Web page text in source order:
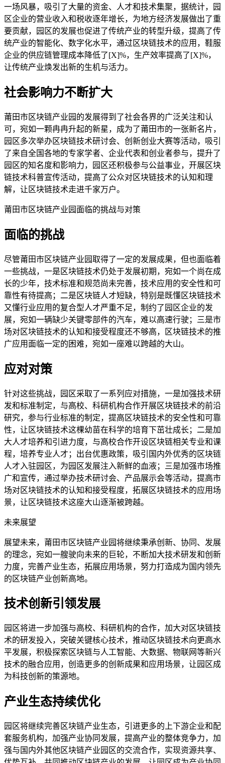
一场风暴，吸引了大量的资金、人才和技术集聚，据统计，园
区企业的营业收入和税收逐年增长，为地方经济发展做出了重
要贡献，园区的发展也促进了传统产业的转型升级，提高了传
统产业的智能化、数字化水平，通过区块链技术的应用，鞋服
企业的供应链管理成本降低了[X]%，生产效率提高了[X]%，
让传统产业焕发出新的生机与活力。
社会影响力不断扩大
莆田市区块链产业园的发展得到了社会各界的广泛关注和认
可，宛如一颗冉冉升起的新星，成为了莆田市的一张新名片，
园区多次举办区块链技术研讨会、创新创业大赛等活动，吸引
了来自全国各地的专家学者、企业代表和创业者参与，提升了
园区的知名度和影响力，园区还积极参与公益事业，开展区块
链技术科普宣传活动，提高了公众对区块链技术的认知和理
解，让区块链技术走进千家万户。
莆田市区块链产业园面临的挑战与对策
面临的挑战
尽管莆田市区块链产业园取得了一定的发展成果，但也面临着
一些挑战，一是区块链技术仍处于发展初期，宛如一个尚在成
长的少年，技术标准和规范尚未完善，技术应用的安全性和可
靠性有待提高；二是区块链人才短缺，特别是既懂区块链技术
又懂行业应用的复合型人才严重不足，制约了园区企业的发
展，宛如一辆缺少关键零部件的汽车，难以高速行驶；三是市
场对区块链技术的认知和接受程度还不够高，区块链技术的推
广应用面临一定的困难，宛如一座难以跨越的大山。
应对对策
针对这些挑战，园区采取了一系列应对措施，一是加强技术研
发和标准制定，与高校、科研机构合作开展区块链技术的前沿
研究，参与行业标准的制定，提高区块链技术的安全性和可靠
性，让区块链技术这棵幼苗在科学的培育下茁壮成长；二是加
大人才培养和引进力度，与高校合作开设区块链相关专业和课
程，培养专业人才；出台优惠政策，吸引国内外优秀的区块链
人才入驻园区，为园区发展注入新鲜的血液；三是加强市场推
广和宣传，通过举办技术研讨会、产品展示会等活动，提高市
场对区块链技术的认知和接受程度，拓展区块链技术的应用场
景，让区块链技术这座大山逐渐被跨越。
未来展望
展望未来，莆田市区块链产业园将继续秉承创新、协同、发展
的理念，宛如一艘驶向未来的巨轮，不断加大技术研发和创新
力度，完善产业生态，拓展应用场景，努力打造成为国内领先
的区块链产业创新高地。
技术创新引领发展
园区将进一步加强与高校、科研机构的合作，加大对区块链技
术的研发投入，突破关键核心技术，推动区块链技术向更高水
平发展，积极探索区块链与人工智能、大数据、物联网等新兴
技术的融合应用，创造更多的创新成果和应用场景，让园区成
为科技创新的策源地。
产业生态持续优化
园区将继续完善区块链产业生态，引进更多的上下游企业和配
套服务机构，加强产业协同发展，提高产业的整体竞争力，加
强与国内外其他区块链产业园区的交流合作，实现资源共享、